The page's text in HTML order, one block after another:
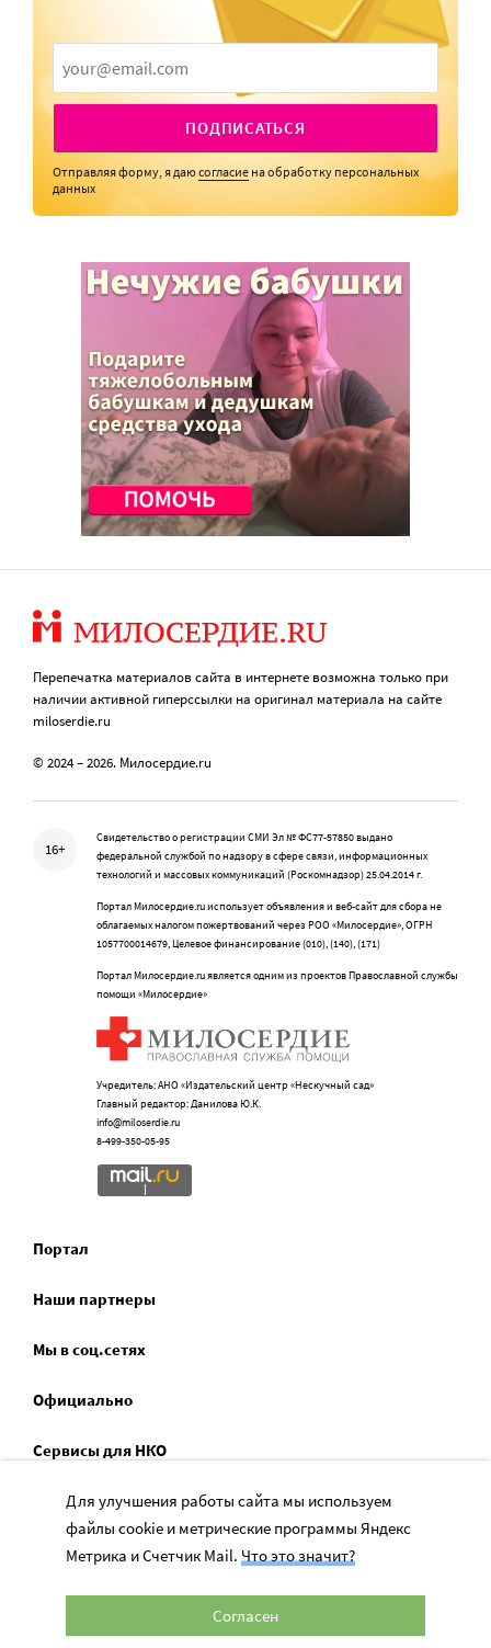
ПОДПИСАТЬСЯ
Отправляя форму, я даюсогласие на обработку персональных
данных
Перепечатка материалов сайта в интернете возможна только при
наличии активной гиперссылки на оригинал материала на сайте
miloserdie.ru
© 2024 – 2026. Милосердие.ru
16+
Свидетельство о регистрации СМИ Эл № ФС77-57850 выдано
федеральной службой по надзору в сфере связи, информационных
технологий и массовых коммуникаций (Роскомнадзор) 25.04.2014 г.
Портал Милосердие.ru использует объявления и веб-сайт для сбора не
облагаемых налогом пожертвований через РОО «Милосердие», ОГРН
1057700014679, Целевое финансирование (010), (140), (171)
Портал Милосердие.ru является одним из проектов Православной службы
помощи «Милосердие»
Учредитель: АНО «Издательский центр «Нескучный сад»
Главный редактор: Данилова Ю.К.
info@miloserdie.ru
8-499-350-05-95
Портал
Наши партнеры
Мы в соц.сетях
Официально
Сервисы для НКО
Спецпроекты
Социальное служение
Для улучшения работы сайта мы используем
файлы cookie и метрические программы Яндекс
Метрика и Счетчик Mail. Что это значит?
Согласен